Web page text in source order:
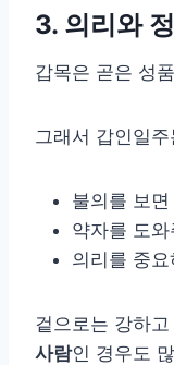
3. 의리와
갑목은 곧은 성
그래서 갑인일
불의를 보
약자를 도
의리를 중
겉으로는 강하
사람인 경우도